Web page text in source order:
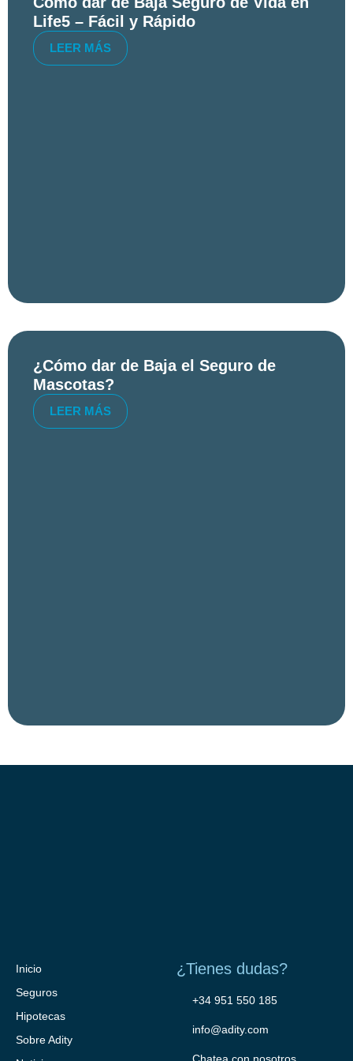
Life5 – Fácil y Rápido
LEER MÁS
¿Cómo dar de Baja el Seguro de
Mascotas?
LEER MÁS
Inicio
Seguros
Hipotecas
Sobre Adity
¿Tienes dudas?
+34 951 550 185
info@adity.com